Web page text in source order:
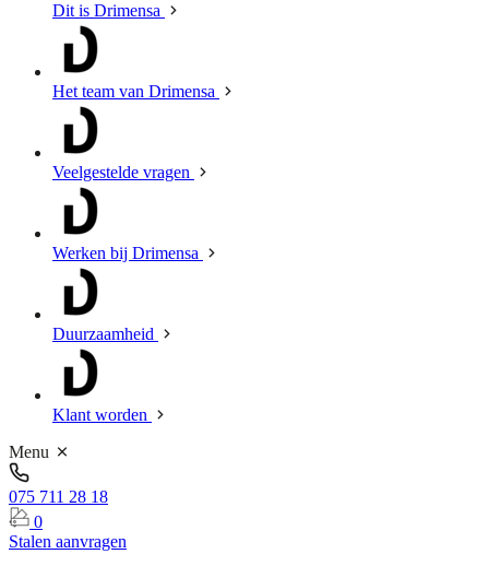
Dit is Drimensa
Het team van Drimensa
Veelgestelde vragen
Werken bij Drimensa
Duurzaamheid
Klant worden
Menu
075 711 28 18
0
Stalen aanvragen